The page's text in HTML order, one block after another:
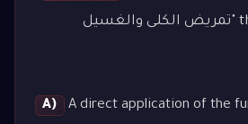
the main concept of "تمريض الكلى والغسيل
A)
A direct application of the